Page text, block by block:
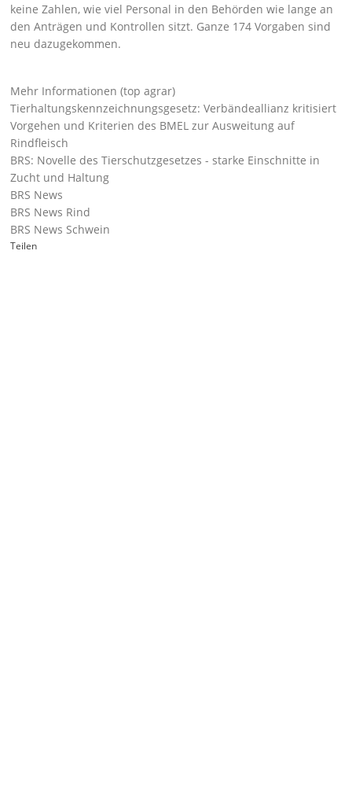
keine Zahlen, wie viel Personal in den Behörden wie lange an
den Anträgen und Kontrollen sitzt. Ganze 174 Vorgaben sind
neu dazugekommen.
Mehr Informationen (top agrar)
Tierhaltungskennzeichnungsgesetz: Verbändeallianz kritisiert
Vorgehen und Kriterien des BMEL zur Ausweitung auf
Rindfleisch
BRS: Novelle des Tierschutzgesetzes - starke Einschnitte in
Zucht und Haltung
BRS News
BRS News Rind
BRS News Schwein
Teilen